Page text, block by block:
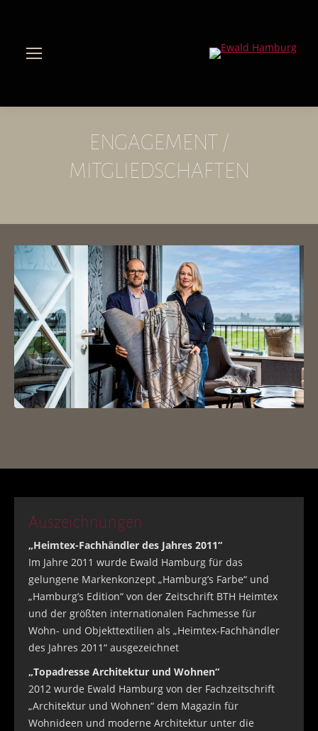
ENGAGEMENT /
MITGLIEDSCHAFTEN
Auszeichnungen
„Heimtex-Fachhändler des Jahres 2011“
Im Jahre 2011 wurde Ewald Hamburg für das
gelungene Markenkonzept „Hamburg’s Farbe“ und
„Hamburg’s Edition“ von der Zeitschrift BTH Heimtex
und der größten internationalen Fachmesse für
Wohn- und Objekttextilien als „Heimtex-Fachhändler
des Jahres 2011“ ausgezeichnet
„Topadresse Architektur und Wohnen“
2012 wurde Ewald Hamburg von der Fachzeitschrift
„Architektur und Wohnen“ dem Magazin für
Wohnideen und moderne Architektur unter die